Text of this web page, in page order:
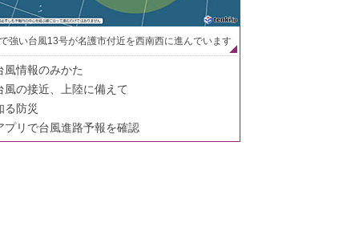
強い台風13号が名護市付近を西南西に進んでいます
風情報のみかた
風の接近、上陸に備えて
る防災
プリで台風進路予報を確認